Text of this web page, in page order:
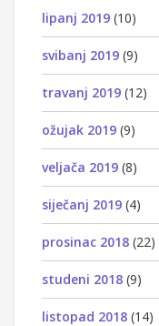
lipanj 2019 (10)
svibanj 2019 (9)
travanj 2019 (12)
ožujak 2019 (9)
veljača 2019 (8)
siječanj 2019 (4)
prosinac 2018 (22)
studeni 2018 (9)
listopad 2018 (14)